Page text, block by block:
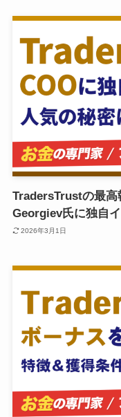
TradersTrustの最高
Georgiev氏に独自イ
2026年3月1日